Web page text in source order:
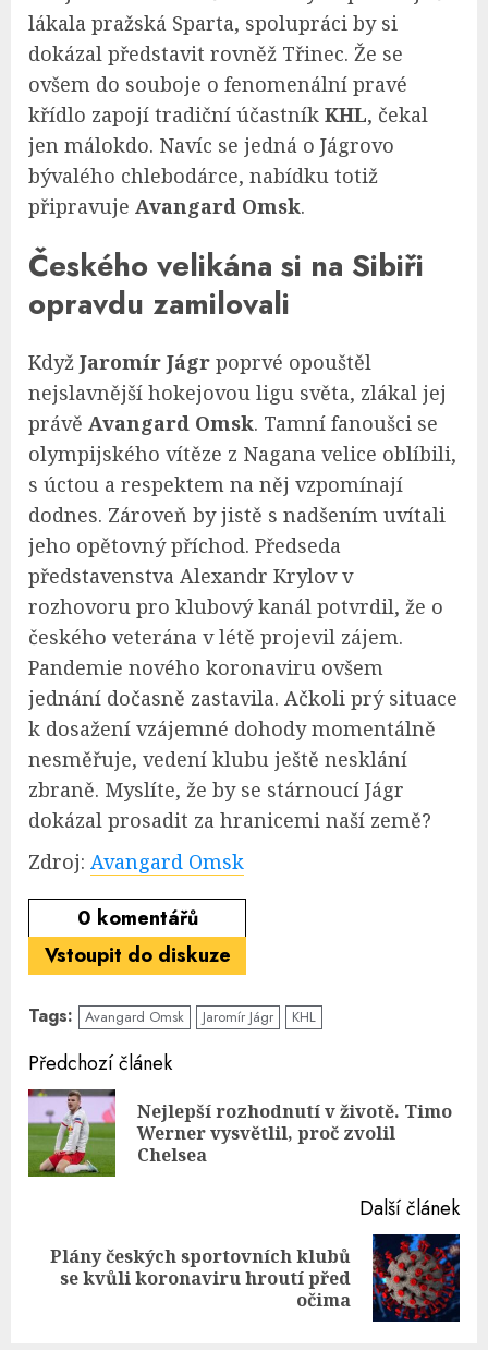
lákala pražská Sparta, spolupráci by si
dokázal představit rovněž Třinec. Že se
ovšem do souboje o fenomenální pravé
křídlo zapojí tradiční účastník KHL, čekal
jen málokdo. Navíc se jedná o Jágrovo
bývalého chlebodárce, nabídku totiž
připravuje Avangard Omsk.
Českého velikána si na Sibiři
opravdu zamilovali
Když Jaromír Jágr poprvé opouštěl
nejslavnější hokejovou ligu světa, zlákal jej
právě Avangard Omsk. Tamní fanoušci se
olympijského vítěze z Nagana velice oblíbili,
s úctou a respektem na něj vzpomínají
dodnes. Zároveň by jistě s nadšením uvítali
jeho opětovný příchod. Předseda
představenstva Alexandr Krylov v
rozhovoru pro klubový kanál potvrdil, že o
českého veterána v létě projevil zájem.
Pandemie nového koronaviru ovšem
jednání dočasně zastavila. Ačkoli prý situace
k dosažení vzájemné dohody momentálně
nesměřuje, vedení klubu ještě nesklání
zbraně. Myslíte, že by se stárnoucí Jágr
dokázal prosadit za hranicemi naší země?
Zdroj: Avangard Omsk
0 komentářů
Vstoupit do diskuze
Tags: Avangard Omsk Jaromír Jágr KHL
Continue
Reading
Předchozí článek
Nejlepší rozhodnutí v životě. Timo
Werner vysvětlil, proč zvolil
Chelsea
Další článek
Next
Plány českých sportovních klubů
se kvůli koronaviru hroutí před
očima